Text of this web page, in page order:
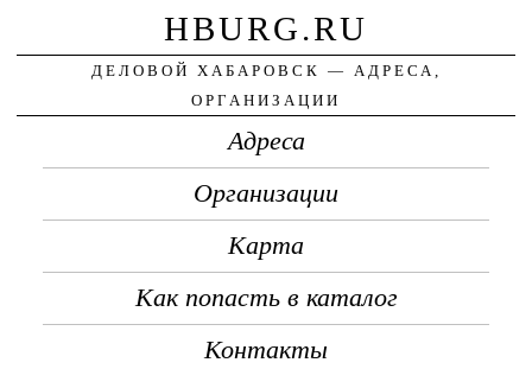
HBURG.RU
ДЕЛОВОЙ ХАБАРОВСК — АДРЕСА,
ОРГАНИЗАЦИИ
Адреса
Организации
Карта
Как попасть в каталог
Контакты